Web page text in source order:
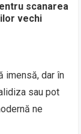
scanarea
vechi
imensă, dar în
sau pot
ne